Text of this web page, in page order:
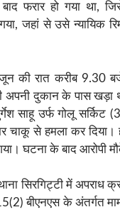
फरार हो गया था,
जहां से उसे न्यायिक
की रात करीब 9.30
अपनी दुकान के पास खड़ा
साहू उर्फ गोलू सर्किट
चाकू से हमला कर दिया।
घटना के बाद आरोपी
थाना सिरगिट्टी में
बीएनएस के अंतर्गत